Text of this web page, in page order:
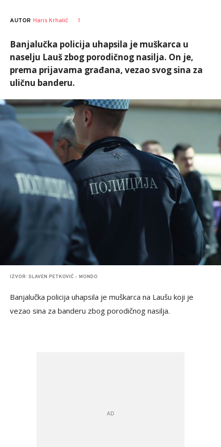
AUTOR Haris Krhalić 1
Banjalučka policija uhapsila je muškarca u
naselju Lauš zbog porodičnog nasilja. On je,
prema prijavama građana, vezao svog sina za
uličnu banderu.
IZVOR: SLAVEN PETKOVIĆ - MONDO
Banjalučka policija uhapsila je muškarca na Laušu koji je
vezao sina za banderu zbog porodičnog nasilja.